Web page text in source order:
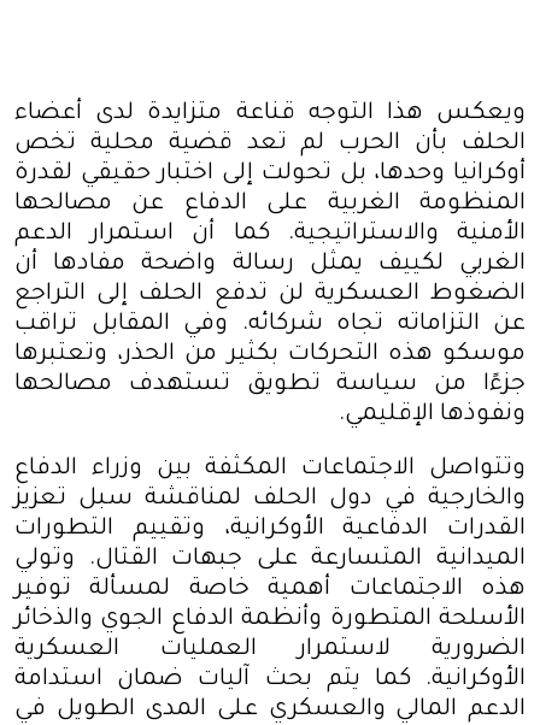
ويعكس هذا التوجه قناعة متزايدة لدى أعضاء
الحلف بأن الحرب لم تعد قضية محلية تخص
أوكرانيا وحدها، بل تحولت إلى اختبار حقيقي لقدرة
المنظومة الغربية على الدفاع عن مصالحها
الأمنية والاستراتيجية. كما أن استمرار الدعم
الغربي لكييف يمثل رسالة واضحة مفادها أن
الضغوط العسكرية لن تدفع الحلف إلى التراجع
عن التزاماته تجاه شركائه. وفي المقابل تراقب
موسكو هذه التحركات بكثير من الحذر، وتعتبرها
جزءًا من سياسة تطويق تستهدف مصالحها
ونفوذها الإقليمي.
وتتواصل الاجتماعات المكثفة بين وزراء الدفاع
والخارجية في دول الحلف لمناقشة سبل تعزيز
القدرات الدفاعية الأوكرانية، وتقييم التطورات
الميدانية المتسارعة على جبهات القتال. وتولي
هذه الاجتماعات أهمية خاصة لمسألة توفير
الأسلحة المتطورة وأنظمة الدفاع الجوي والذخائر
الضرورية لاستمرار العمليات العسكرية
الأوكرانية. كما يتم بحث آليات ضمان استدامة
الدعم المالي والعسكري على المدى الطويل في